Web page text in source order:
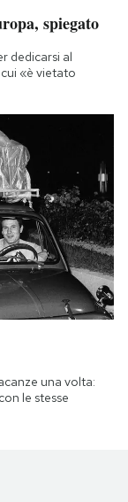
spiegato
dedicarsi al
«è vietato
una volta:
le stesse